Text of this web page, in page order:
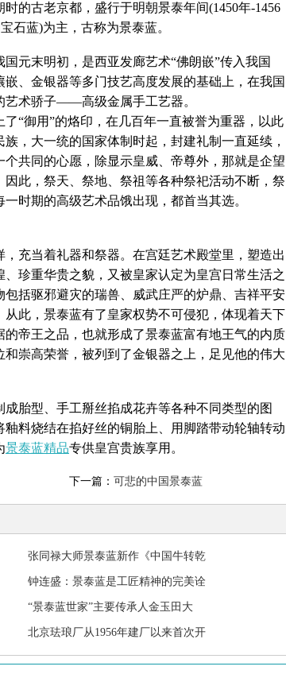
古老京都，盛行于明朝景泰年间(1450年-1456
石蓝)为主，古称为景泰蓝。
末明初，是西亚发廊艺术“佛朗嵌”传入我国
、金银器等多门技艺高度发展的基础上，在我国
艺术骄子——高级金属手工艺器。
“御用”的烙印，在几百年一直被誉为重器，以此
，大一统的国家体制时起，封建礼制一直延续，
共同的心愿，除显示皇威、帝尊外，那就是企望
此，祭天、祭地、祭祖等各种祭祀活动不断，祭
时期的高级艺术品饿出现，都首当其选。
充当着礼器和祭器。在宫廷艺术殿堂里，塑造出
珍重华贵之貌，又被皇家认定为皇宫日常生活之
括驱邪避灾的瑞兽、威武庄严的炉鼎、吉祥平安
此，景泰蓝有了皇家权势不可侵犯，体现着天下
帝王之品，也就形成了景泰蓝富有地王气的内质
崇高荣誉，被列到了金银器之上，足见他的伟大
型、手工掰丝掐成花卉等各种不同类型的图
料烧结在掐好丝的铜胎上、用脚踏带动轮轴转动
景泰蓝精品专供皇宫贵族享用。
下一篇： 可悲的中国景泰蓝
张同禄大师景泰蓝新作《中国牛转乾
钟连盛：景泰蓝是工匠精神的完美诠
“景泰蓝世家”主要传承人金玉田大
北京珐琅厂从1956年建厂以来首次开